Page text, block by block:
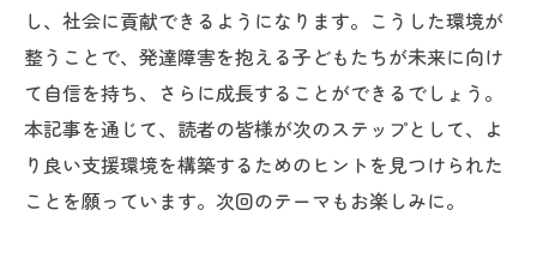
し、社会に貢献できるようになります。こうした環境が
整うことで、発達障害を抱える子どもたちが未来に向け
て自信を持ち、さらに成長することができるでしょう。
本記事を通じて、読者の皆様が次のステップとして、よ
り良い支援環境を構築するためのヒントを見つけられた
ことを願っています。次回のテーマもお楽しみに。